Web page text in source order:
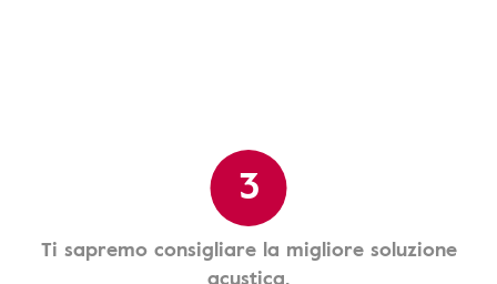
3
Ti sapremo consigliare la migliore soluzione
acustica.